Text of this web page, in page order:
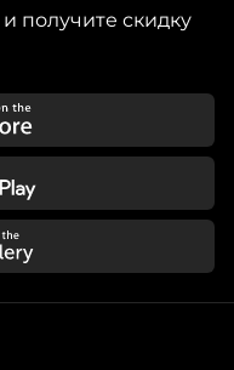
получите скидку